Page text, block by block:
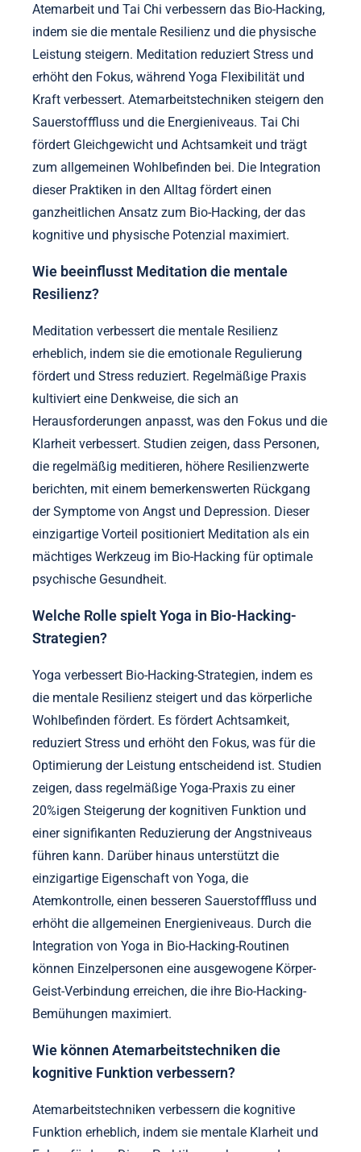
Atemarbeit und Tai Chi verbessern das Bio-Hacking,
indem sie die mentale Resilienz und die physische
Leistung steigern. Meditation reduziert Stress und
erhöht den Fokus, während Yoga Flexibilität und
Kraft verbessert. Atemarbeitstechniken steigern den
Sauerstofffluss und die Energieniveaus. Tai Chi
fördert Gleichgewicht und Achtsamkeit und trägt
zum allgemeinen Wohlbefinden bei. Die Integration
dieser Praktiken in den Alltag fördert einen
ganzheitlichen Ansatz zum Bio-Hacking, der das
kognitive und physische Potenzial maximiert.
Wie beeinflusst Meditation die mentale
Resilienz?
Meditation verbessert die mentale Resilienz
erheblich, indem sie die emotionale Regulierung
fördert und Stress reduziert. Regelmäßige Praxis
kultiviert eine Denkweise, die sich an
Herausforderungen anpasst, was den Fokus und die
Klarheit verbessert. Studien zeigen, dass Personen,
die regelmäßig meditieren, höhere Resilienzwerte
berichten, mit einem bemerkenswerten Rückgang
der Symptome von Angst und Depression. Dieser
einzigartige Vorteil positioniert Meditation als ein
mächtiges Werkzeug im Bio-Hacking für optimale
psychische Gesundheit.
Welche Rolle spielt Yoga in Bio-Hacking-
Strategien?
Yoga verbessert Bio-Hacking-Strategien, indem es
die mentale Resilienz steigert und das körperliche
Wohlbefinden fördert. Es fördert Achtsamkeit,
reduziert Stress und erhöht den Fokus, was für die
Optimierung der Leistung entscheidend ist. Studien
zeigen, dass regelmäßige Yoga-Praxis zu einer
20%igen Steigerung der kognitiven Funktion und
einer signifikanten Reduzierung der Angstniveaus
führen kann. Darüber hinaus unterstützt die
einzigartige Eigenschaft von Yoga, die
Atemkontrolle, einen besseren Sauerstofffluss und
erhöht die allgemeinen Energieniveaus. Durch die
Integration von Yoga in Bio-Hacking-Routinen
können Einzelpersonen eine ausgewogene Körper-
Geist-Verbindung erreichen, die ihre Bio-Hacking-
Bemühungen maximiert.
Wie können Atemarbeitstechniken die
kognitive Funktion verbessern?
Atemarbeitstechniken verbessern die kognitive
Funktion erheblich, indem sie mentale Klarheit und